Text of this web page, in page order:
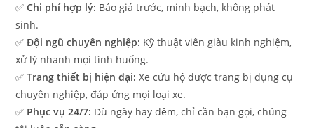
✅Chi phí hợp lý: Báo giá trước, minh bạch, không phát
sinh.
✅Đội ngũ chuyên nghiệp: Kỹ thuật viên giàu kinh nghiệm,
xử lý nhanh mọi tình huống.
✅Trang thiết bị hiện đại: Xe cứu hộ được trang bị dụng cụ
chuyên nghiệp, đáp ứng mọi loại xe.
✅ Phục vụ 24/7: Dù ngày hay đêm, chỉ cần bạn gọi, chúng